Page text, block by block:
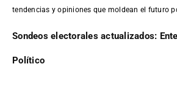
tendencias y opiniones que moldean el futuro
Sondeos electorales actualizados:
Político